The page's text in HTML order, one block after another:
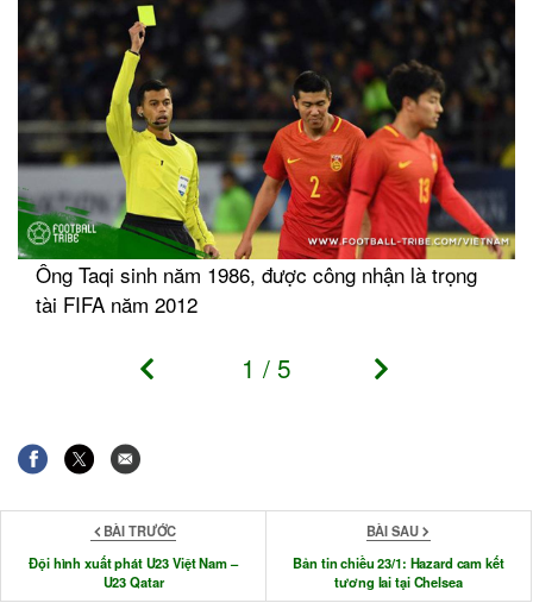
Ông Taqi sinh năm 1986, được công nhận là trọng
tài FIFA năm 2012
1 / 5
BÀI TRƯỚC
Đội hình xuất phát U23 Việt Nam –
U23 Qatar
BÀI SAU
Bản tin chiều 23/1: Hazard cam kết
tương lai tại Chelsea